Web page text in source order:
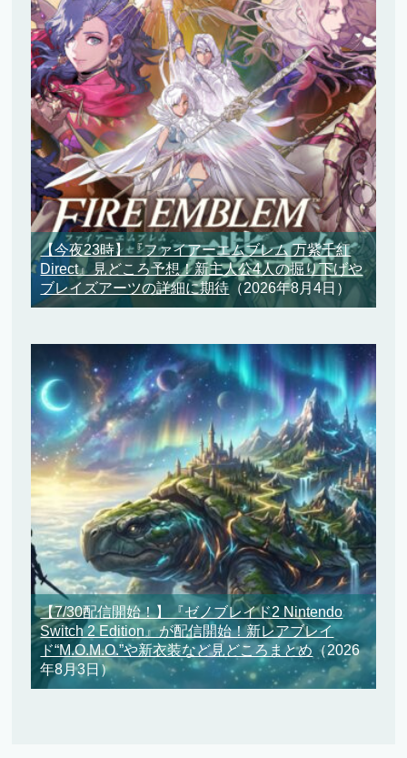
【今夜23時】『ファイアーエムブレム 万紫千紅
Direct』見どころ予想！新主人公4人の掘り下げや
ブレイズアーツの詳細に期待 （2026年8月4日）
【7/30配信開始！】『ゼノブレイド2 Nintendo
Switch 2 Edition』が配信開始！新レアブレイ
ド“M.O.M.O.”や新衣装など見どころまとめ（2026
年8月3日）